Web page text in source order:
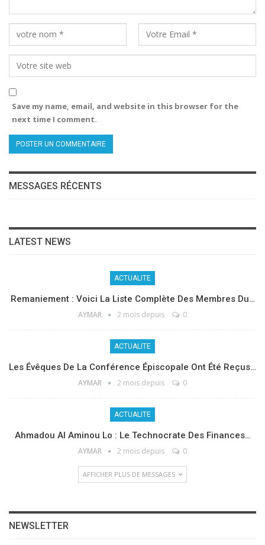
Save my name, email, and website in this browser for the
next time I comment.
MESSAGES RÉCENTS
LATEST NEWS
ACTUALITE
Remaniement : Voici La Liste Complète Des Membres Du…
AYMAR 2 mois depuis 0
ACTUALITE
Les Évêques De La Conférence Épiscopale Ont Été Reçus…
AYMAR 2 mois depuis 0
ACTUALITE
Ahmadou Al Aminou Lo : Le Technocrate Des Finances…
AYMAR 2 mois depuis 0
AFFICHER PLUS DE MESSAGES
NEWSLETTER